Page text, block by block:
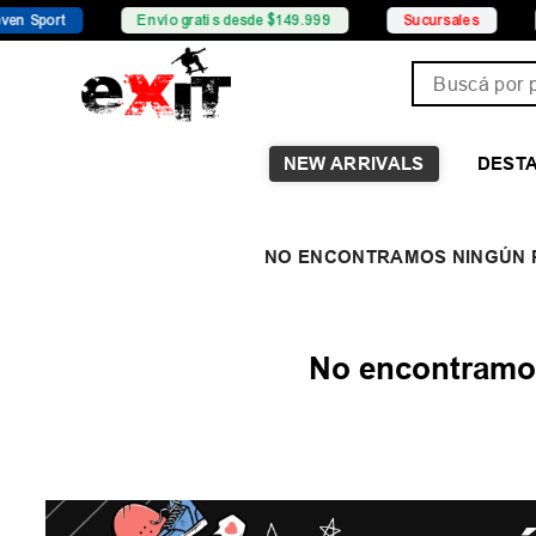
Envío gratis desde $149.999 Sucursales
NEW ARRIVALS
No